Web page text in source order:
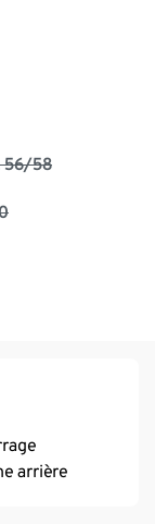
56/58
arrière